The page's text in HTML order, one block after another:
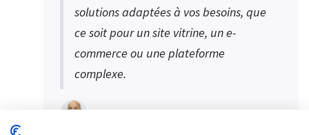
solutions adaptées à vos besoins, que
ce soit pour un site vitrine, un e-
commerce ou une plateforme
complexe.